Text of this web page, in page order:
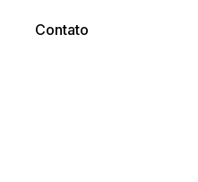
Contato